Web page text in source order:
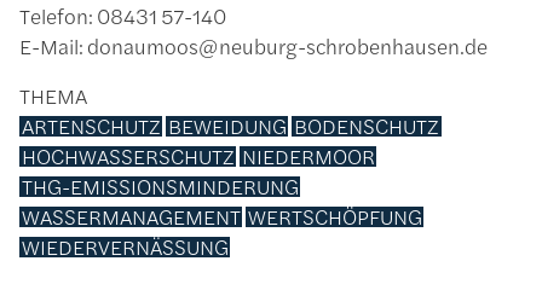
Telefon: 08431 57-140
E-Mail: donaumoos@neuburg-schrobenhausen.de
THEMA
ARTENSCHUTZ BEWEIDUNG BODENSCHUTZ
HOCHWASSERSCHUTZ NIEDERMOOR
THG-EMISSIONSMINDERUNG
WASSERMANAGEMENT WERTSCHÖPFUNG
WIEDERVERNÄSSUNG